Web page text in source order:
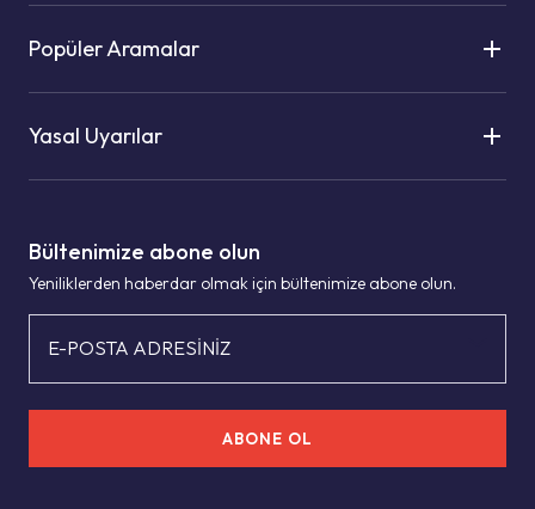
Bültenimize abone olun
Yeniliklerden haberdar olmak için bültenimize abone olun.
E-POSTA ADRESİNİZ
ABONE OL
Popüler Aramalar
Yasal Uyarılar